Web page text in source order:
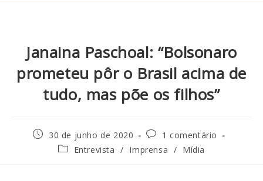
Janaina Paschoal: “Bolsonaro
prometeu pôr o Brasil acima de
tudo, mas põe os filhos”
30 de junho de 2020
1 comentário
Entrevista / Imprensa / Mídia